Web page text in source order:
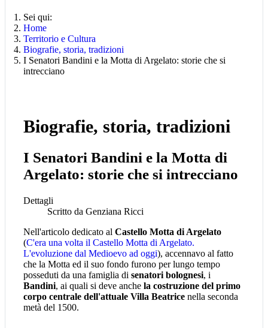
Sei qui:
Home
Territorio e Cultura
Biografie, storia, tradizioni
I Senatori Bandini e la Motta di Argelato: storie che si
intrecciano
Biografie, storia, tradizioni
I Senatori Bandini e la Motta di
Argelato: storie che si intrecciano
Dettagli
Scritto da Genziana Ricci
Nell'articolo dedicato al Castello Motta di Argelato
(C'era una volta il Castello Motta di Argelato.
L'evoluzione dal Medioevo ad oggi), accennavo al fatto
che la Motta ed il suo fondo furono per lungo tempo
posseduti da una famiglia di senatori bolognesi, i
Bandini, ai quali si deve anche la costruzione del primo
corpo centrale dell'attuale Villa Beatrice nella seconda
metà del 1500.